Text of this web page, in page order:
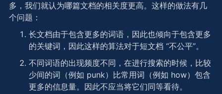
多，我们就认为哪篇文档的相关度更高。这样的做法有几
个问题：
长文档由于包含更多的词语，因此也倾向于包含更多
的关键词，因此这样的算法对于短文档 “不公平”。
不同词语的出现频度不同，在进行搜索的时候，比较
少间的词（例如 punk）比常用词（例如 how）包含
更多的信息量。因此不应当将它们同等看待。